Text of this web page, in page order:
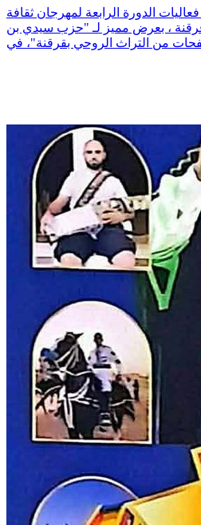
الدورة الرابعة لمهرجان ثقافة
قرقنة ، بعرض مميز لـ "حزب سيدي بن